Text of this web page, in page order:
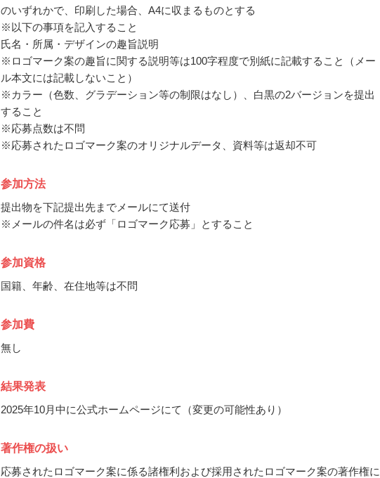
のいずれかで、印刷した場合、A4に収まるものとする
※以下の事項を記入すること
氏名・所属・デザインの趣旨説明
※ロゴマーク案の趣旨に関する説明等は100字程度で別紙に記載すること（メー
ル本文には記載しないこと）
※カラー（色数、グラデーション等の制限はなし）、白黒の2バージョンを提出
すること
※応募点数は不問
※応募されたロゴマーク案のオリジナルデータ、資料等は返却不可
参加方法
提出物を下記提出先までメールにて送付
※メールの件名は必ず「ロゴマーク応募」とすること
参加資格
国籍、年齢、在住地等は不問
参加費
無し
結果発表
2025年10月中に公式ホームページにて（変更の可能性あり）
著作権の扱い
応募されたロゴマーク案に係る諸権利および採用されたロゴマーク案の著作権に